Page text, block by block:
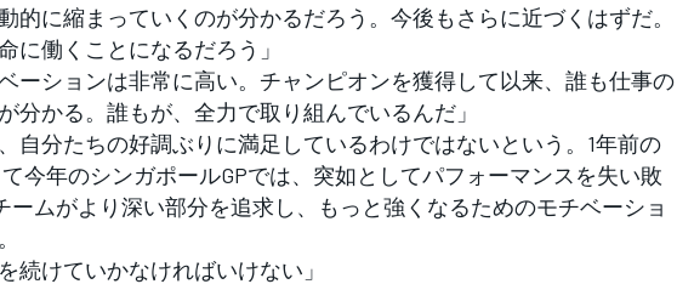
的に縮まっていくのが分かるだろう。今後もさらに近づくはずだ。
に働くことになるだろう」
ーションは非常に高い。チャンピオンを獲得して以来、誰も仕事の
分かる。誰もが、全力で取り組んでいるんだ」
自分たちの好調ぶりに満足しているわけではないという。1年前の
今年のシンガポールGPでは、突如としてパフォーマンスを失い敗
ムがより深い部分を追求し、もっと強くなるためのモチベーショ
続けていかなければいけない」